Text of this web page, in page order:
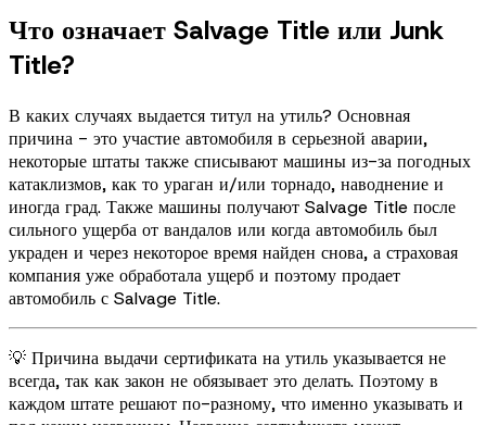
Что означает Salvage Title или Junk
Title?
В каких случаях выдается титул на утиль? Основная
причина - это участие автомобиля в серьезной аварии,
некоторые штаты также списывают машины из-за погодных
катаклизмов, как то ураган и/или торнадо, наводнение и
иногда град. Также машины получают Salvage Title после
сильного ущерба от вандалов или когда автомобиль был
украден и через некоторое время найден снова, а страховая
компания уже обработала ущерб и поэтому продает
автомобиль с Salvage Title.
💡 Причина выдачи сертификата на утиль указывается не
всегда, так как закон не обязывает это делать. Поэтому в
каждом штате решают по-разному, что именно указывать и